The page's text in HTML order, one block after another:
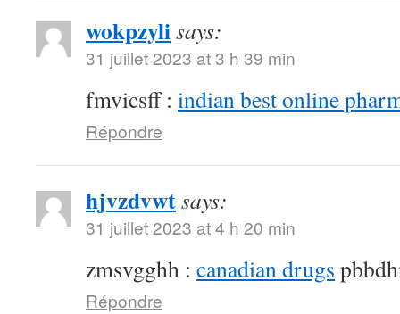
wokpzylisays:
31 juillet 2023 at 3 h 39 min
fmvicsff : indian best online
Répondre
hjvzdvwtsays:
31 juillet 2023 at 4 h 20 min
zmsvgghh : canadian drugs
Répondre